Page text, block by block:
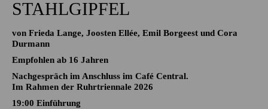
STAHLGIPFEL
von Frieda Lange, Joosten Ellée, Emil Borgeest und Cora
Durmann
Empfohlen ab 16 Jahren
Nachgespräch im Anschluss im Café Central.
Im Rahmen der Ruhrtriennale 2026
19:00 Einführung